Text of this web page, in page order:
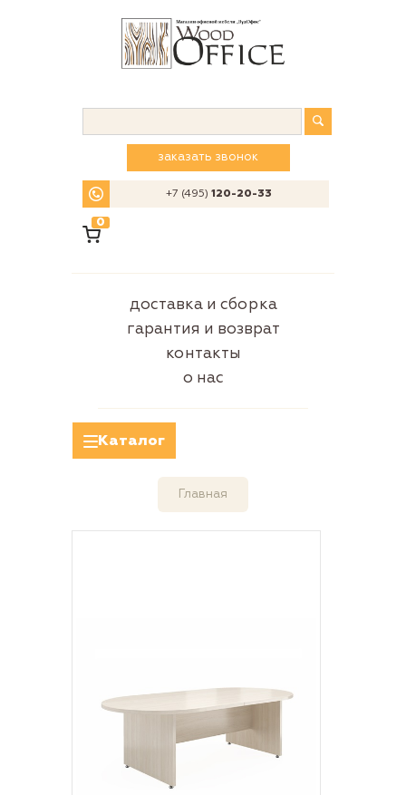
заказать звонок
+7 (495)120-20-33
0
доставка и сборка
гарантия и возврат
контакты
о нас
Каталог
Главная